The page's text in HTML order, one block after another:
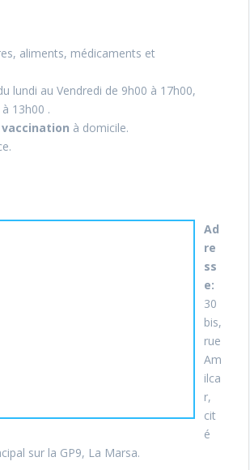
aliments, médicaments et
lundi au Vendredi de 9h00 à 17h00,
13h00 .
vaccination à domicile.
Ad
re
ss
e:
30
bis,
rue
Am
ilca
r,
cit
é
sur la GP9, La Marsa.